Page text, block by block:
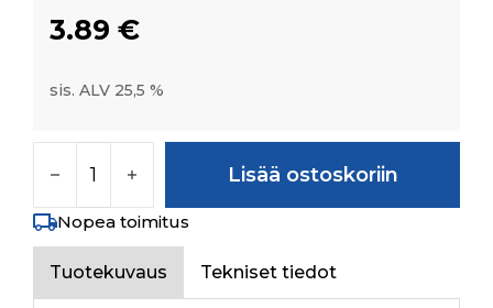
3.89 €
sis. ALV 25,5 %
Lisää ostoskoriin
Nopea toimitus
Tuotekuvaus Tekniset tiedot